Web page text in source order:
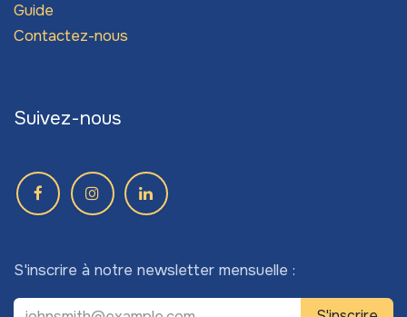
Guide
Contactez-nous
Suivez-nous
S'inscrire à notre newsletter mensuelle :